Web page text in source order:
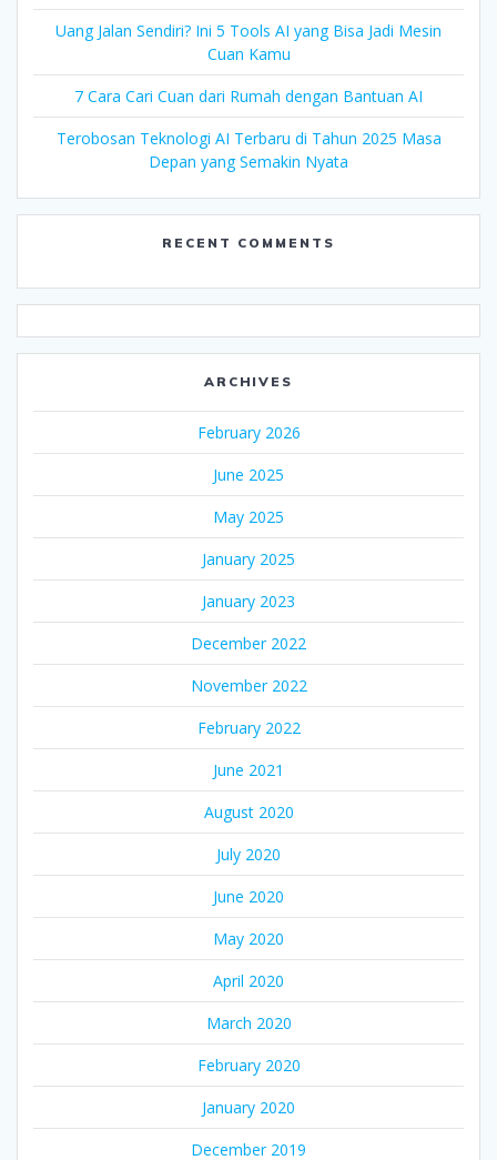
Uang Jalan Sendiri? Ini 5 Tools AI yang Bisa Jadi Mesin
Cuan Kamu
7 Cara Cari Cuan dari Rumah dengan Bantuan AI
Terobosan Teknologi AI Terbaru di Tahun 2025 Masa
Depan yang Semakin Nyata
RECENT COMMENTS
ARCHIVES
February 2026
June 2025
May 2025
January 2025
January 2023
December 2022
November 2022
February 2022
June 2021
August 2020
July 2020
June 2020
May 2020
April 2020
March 2020
February 2020
January 2020
December 2019